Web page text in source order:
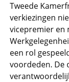
Tweede
verkiezingen
vicepremier en
een rol
voordeden. De